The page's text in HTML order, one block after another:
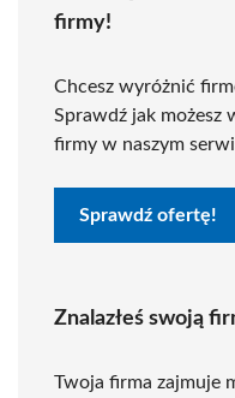
firmy!
Chcesz wyróżnić
Sprawdź jak
firmy w naszym
Sprawdź ofertę!
Znalazłeś swoją
Twoja firma zajmuje